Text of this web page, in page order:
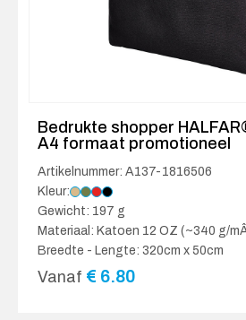
Bedrukte shopper
A4 formaat promotioneel
Artikelnummer: A137-1816506
Kleur:
Gewicht: 197 g
Materiaal: Katoen 12 OZ (~340 g/
Breedte - Lengte: 320cm x 50cm
Vanaf € 6.80